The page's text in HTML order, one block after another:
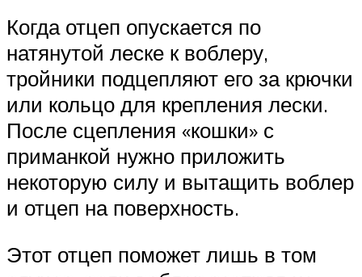
Когда отцеп опускается по
натянутой леске к воблеру,
тройники подцепляют его за крючки
или кольцо для крепления лески.
После сцепления «кошки» с
приманкой нужно приложить
некоторую силу и вытащить воблер
и отцеп на поверхность.
Этот отцеп поможет лишь в том